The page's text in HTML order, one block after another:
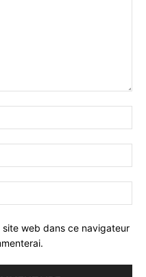
site web dans ce navigateur